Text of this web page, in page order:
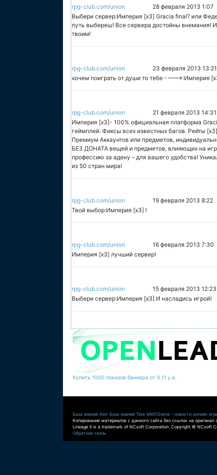
rpg-club.com/union
28 февраля 2013 1:07
Выбери сервер:Империя [x3] Gracia final? или
путь выбереш! Все сервера достойны внемания!
твоим!
rpg-club.com/union
23 февраля 2013 13:21
хочем поиграть от души то тебе ---->:Империя
rpg-club.com/union
21 февраля 2013 14:31
Империя [x3]- 100% официальная платформа
геймплей. Фиксы всех известных багов. Рейты
Премиум Аккаунтов или предметов,
БЕЗ ДОНАТА вещей и предметов, влияющих на
профессию за адену – для вашего удобства!
из 50 стран мира!
rpg-club.com/union
19 февраля 2013 8:22
Твой выбор:Империя [x3] !
rpg-club.com/union
16 февраля 2013 7:30
Империя [x3] лучший сервер!
rpg-club.com/union
15 февраля 2013 12:23
Выбери сервер:Империя [x3] И насладись игрой!
Купить 1000 показов баннера от 0,11 у.е.
База знаний Aion База знаний Tera MMOGame - новости онлайн
Копирование материалов с данного сайта без ссылок на оригинал
Lineage II is a trademark of NCsoft Corporation. Copyright © NCsoft
Обратная связь